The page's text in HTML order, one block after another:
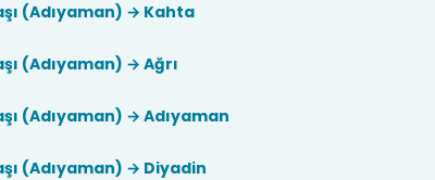
(Adıyaman) → Kahta
(Adıyaman) → Ağrı
(Adıyaman) → Adıyaman
(Adıyaman) → Diyadin